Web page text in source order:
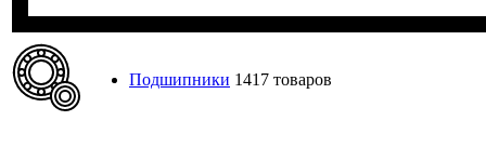
Подшипники 1417 товаров